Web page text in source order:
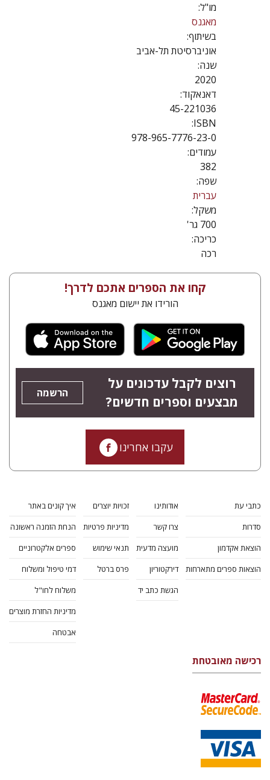
מו"ל:
מאגנס
בשיתוף:
אוניברסיטת תל-אביב
שנה:
2020
דאנאקוד:
45-221036
ISBN:
978-965-7776-23-0
עמודים:
382
שפה:
עברית
משקל:
700 גר'
כריכה:
רכה
קחו את הספרים אתכם לדרך!
הורידו את יישום מאגנס
רוצים לקבל עדכונים על
מבצעים וספרים חדשים?
הרשמה
עקבו אחרינו
כתבי עת
סדרות
הוצאת אקדמון
הוצאות ספרים מתארחות
אודותינו
צרו קשר
מועצה מדעית
דירקטוריון
הגשת כתב יד
זכויות יוצרים
מדיניות פרטיות
תנאי שימוש
פרס ברטל
איך קונים באתר
הנחת הזמנה ראשונה
ספרים אלקטרוניים
דמי טיפול ומשלוח
משלוח לחו"ל
מדיניות החזרת מוצרים
אבטחה
רכישה מאובטחת